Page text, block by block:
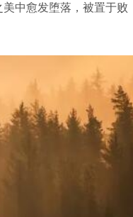
中愈发堕落，被置于败